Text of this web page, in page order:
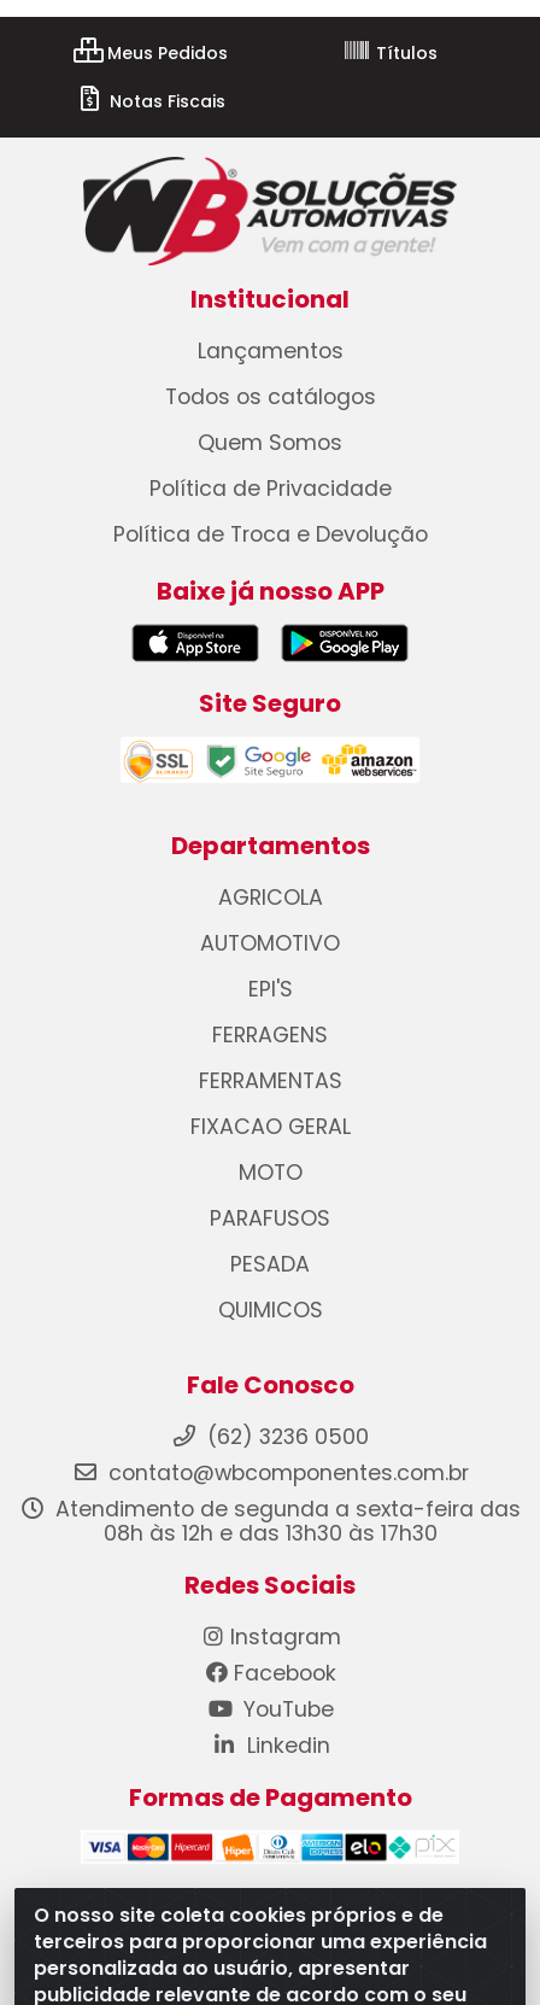
O nosso site coleta cookies próprios e de
terceiros para proporcionar uma experiência
personalizada ao usuário, apresentar
publicidade relevante de acordo com o seu
Meus Pedidos
Títulos
Notas Fiscais
Institucional
Lançamentos
Todos os catálogos
Quem Somos
Política de Privacidade
Política de Troca e Devolução
Baixe já nosso APP
Site Seguro
Departamentos
AGRICOLA
AUTOMOTIVO
EPI'S
FERRAGENS
FERRAMENTAS
FIXACAO GERAL
MOTO
PARAFUSOS
PESADA
QUIMICOS
Fale Conosco
(62) 3236 0500
contato@wbcomponentes.com.br
Atendimento de segunda a sexta-feira das
08h às 12h e das 13h30 às 17h30
Redes Sociais
Instagram
Facebook
YouTube
Linkedin
Formas de Pagamento
WB Componentes Automotivos LTDA - CNPJ
08.528.393/0001-12 - Rua do Níquel, 667 - Parque
Oeste Industrial, Goiânia/GO - CEP 74375-660